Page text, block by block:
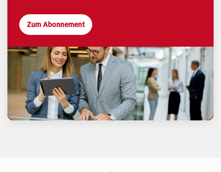
Zum Abonnement